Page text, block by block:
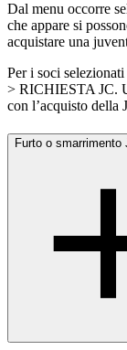
Dal menu occorre
che appare si
acquistare una
Per i soci
> RICHIESTA JC.
con l’acquisto della
Furto o smarrimento